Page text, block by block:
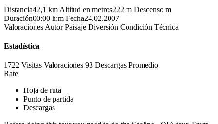
Distancia42,1 km Altitud en metros222 m Descenso m
Duración00:00 h:m Fecha24.02.2007
Valoraciones Autor Paisaje Diversión Condición Técnica
Estadística
1722 Visitas Valoraciones 93 Descargas Promedio
Rate
Hoja de ruta
Punto de partida
Descargas